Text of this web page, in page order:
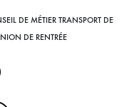
DE MÉTIER TRANSPORT DE
DE RENTRÉE